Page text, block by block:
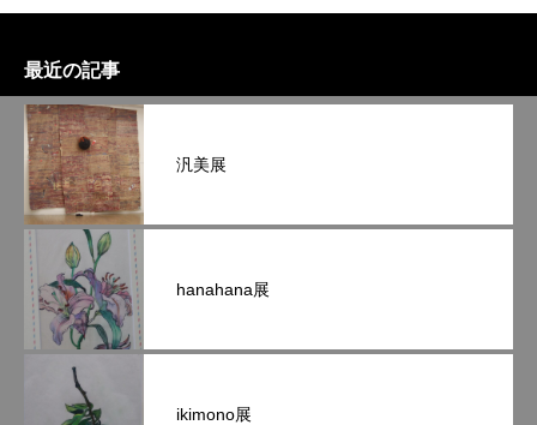
最近の記事
汎美展
hanahana展
ikimono展